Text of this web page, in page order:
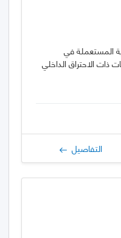
المستعملة في
ذات الاحتراق الداخلي
التفاصيل